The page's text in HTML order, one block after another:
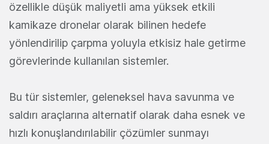
özellikle düşük maliyetli ama yüksek etkili
kamikaze dronelar olarak bilinen hedefe
yönlendirilip çarpma yoluyla etkisiz hale getirme
görevlerinde kullanılan sistemler.
Bu tür sistemler, geleneksel hava savunma ve
saldırı araçlarına alternatif olarak daha esnek ve
hızlı konuşlandırılabilir çözümler sunmayı